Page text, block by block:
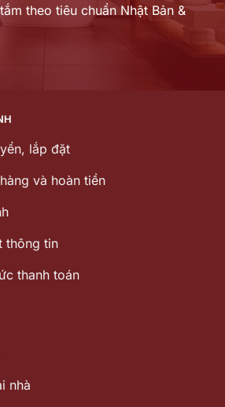
theo tiêu chuẩn Nhật Bản &
lắp đặt
và hoàn tiền
thông tin
thanh toán
nhà